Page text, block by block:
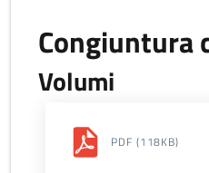
Congiuntura
Volumi
PDF (118KB)